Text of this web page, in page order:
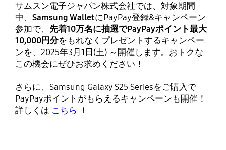
サムスン電子ジャパン株式会社では、対象期間
中、 Samsung WalletにPayPay登録&キャンペーン
参加で、 先着10万名に抽選でPayPayポイント最大
10,000円分をもれなくプレゼントするキャンペー
ンを、2025年3月1日(土) ～開催します。おトクな
この機会にぜひお求めください！
さらに、Samsung Galaxy S25 Seriesをご購入で
PayPayポイントがもらえるキャンペーンも開催！
詳しくは こちら ！